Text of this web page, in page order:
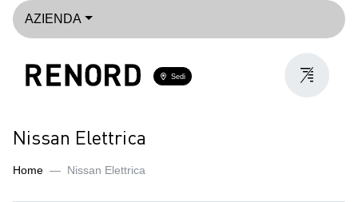
AZIENDA
Sedi
Nissan Elettrica
Home Nissan Elettrica